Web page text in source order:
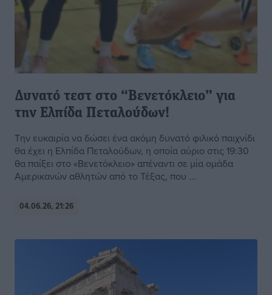
Δυνατό τεστ στο “Βενετόκλειο” για
την Ελπίδα Πεταλούδων!
Την ευκαιρία να δώσει ένα ακόμη δυνατό φιλικό παιχνίδι
θα έχει η Ελπίδα Πεταλούδων, η οποία αύριο στις 19:30
θα παίξει στο «Βενετόκλειο» απέναντι σε μία ομάδα
Αμερικανών αθλητών από το Τέξας, που ...
04.06.26, 21:26